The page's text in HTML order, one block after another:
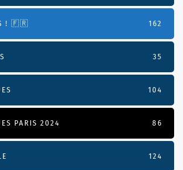
! 🇫🇷 162
35
104
PARIS 2024 86
124